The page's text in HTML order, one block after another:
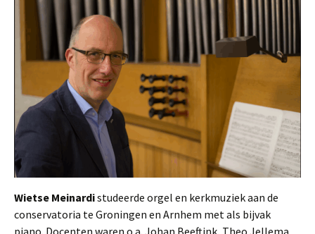
Wietse Meinardistudeerde orgel en kerkmuziek aan de
conservatoria te Groningen en Arnhem met als bijvak